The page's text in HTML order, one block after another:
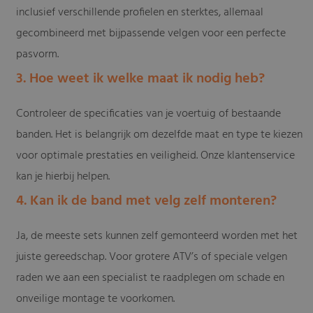
inclusief verschillende profielen en sterktes, allemaal
gecombineerd met bijpassende velgen voor een perfecte
pasvorm.
3. Hoe weet ik welke maat ik nodig heb?
Controleer de specificaties van je voertuig of bestaande
banden. Het is belangrijk om dezelfde maat en type te kiezen
voor optimale prestaties en veiligheid. Onze klantenservice
kan je hierbij helpen.
4. Kan ik de band met velg zelf monteren?
Ja, de meeste sets kunnen zelf gemonteerd worden met het
juiste gereedschap. Voor grotere ATV’s of speciale velgen
raden we aan een specialist te raadplegen om schade en
onveilige montage te voorkomen.